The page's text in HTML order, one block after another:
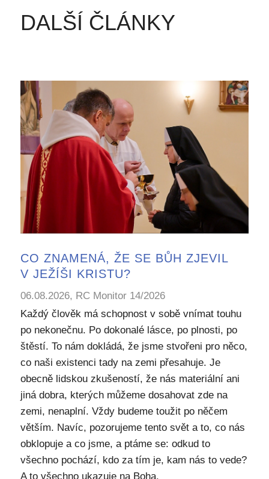
DALŠÍ ČLÁNKY
CO ZNAMENÁ, ŽE SE BŮH ZJEVIL
V JEŽÍŠI KRISTU?
06.08.2026, RC Monitor 14/2026
Každý člověk má schopnost v sobě vnímat touhu
po nekonečnu. Po dokonalé lásce, po plnosti, po
štěstí. To nám dokládá, že jsme stvořeni pro něco,
co naši existenci tady na zemi přesahuje. Je
obecně lidskou zkušeností, že nás materiální ani
jiná dobra, kterých můžeme dosahovat zde na
zemi, nenaplní. Vždy budeme toužit po něčem
větším. Navíc, pozorujeme tento svět a to, co nás
obklopuje a co jsme, a ptáme se: odkud to
všechno pochází, kdo za tím je, kam nás to vede?
A to všechno ukazuje na Boha.